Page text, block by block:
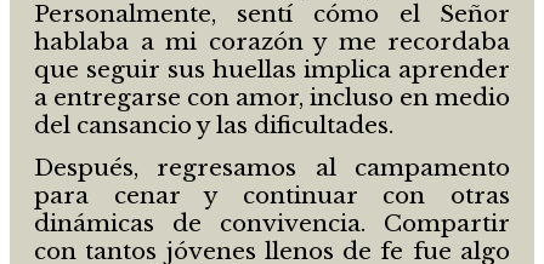
Personalmente, sentí cómo el Señor
hablaba a mi corazón y me recordaba
que seguir sus huellas implica aprender
a entregarse con amor, incluso en medio
del cansancio y las dificultades.
Después, regresamos al campamento
para cenar y continuar con otras
dinámicas de convivencia. Compartir
con tantos jóvenes llenos de fe fue algo